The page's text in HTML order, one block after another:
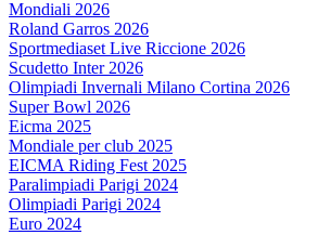
Mondiali 2026
Roland Garros 2026
Sportmediaset Live Riccione 2026
Scudetto Inter 2026
Olimpiadi Invernali Milano Cortina 2026
Super Bowl 2026
Eicma 2025
Mondiale per club 2025
EICMA Riding Fest 2025
Paralimpiadi Parigi 2024
Olimpiadi Parigi 2024
Euro 2024